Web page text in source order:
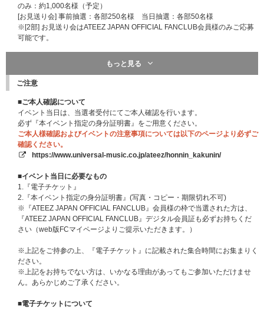
のみ：約1,000名様（予定）
[お見送り会] 事前抽選：各部250名様 当日抽選：各部50名様
※[2部] お見送り会はATEEZ JAPAN OFFICIAL FANCLUB会員様のみご応募
可能です。
※当日抽選枠については、後日詳細発表いたします。
※会場レイアウトによりショーケース観覧については当選人数が増える場合
がございますので、あらかじめご了承ください。
■会場：都内某所
■イベント内容：スペシャルライブ＆トーク
※集合時間と会場、お見送り会の抽選詳細・注意事項は、ご当選者の方にの
み後日ご案内いたします。
※お見送り会は各部終演後を予定しております。（合計2回実施・各部300
※お見送り会の抽選はショーケースに当選されていない方でも応募が可能で
す。
※ショーケースへは「座席指定」でご参加いただく予定となります。
■抽選スケジュール
【1回目】
販売期間：2026年5月13日（水）18:00～2026年5月28日（木）23:59
当落通知：2026年6月9日（火）18:00以降
※ATEEZ JAPAN OFFICIAL FANCLUB会員様のみお申し込み対象となりま
す。
対象：[1部] ショーケース
もっと見る
ご注意
■ご本人確認について
イベント当日は、当選者受付にてご本人確認を行います。
必ず『本イベント指定の身分証明書』をご用意ください。
ご本人様確認およびイベントの注意事項については以下のページより必ずご
確認ください。
https://www.universal-music.co.jp/ateez/honnin_kakunin/
■イベント当日に必要なもの
1.『電子チケット』
2.『本イベント指定の身分証明書』(写真・コピー・期限切れ不可)
※『ATEEZ JAPAN OFFICIAL FANCLUB』会員様の枠で当選された方は、
『ATEEZ JAPAN OFFICIAL FANCLUB』デジタル会員証も必ずお持ちくだ
さい（web版FCマイページよりご提示いただきます。）
※上記をご持参の上、『電子チケット』に記載された集合時間にお集まりく
ださい。
※上記をお持ちでない方は、いかなる理由があってもご参加いただけませ
ん。あらかじめご了承ください。
■電子チケットについて